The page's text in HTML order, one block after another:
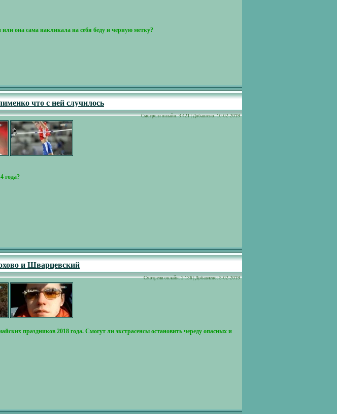
она сама накликала на себя беду и черную метку?
что с ней случилось
Cмотрели онлайн: 3 421 | Добавлено: 10-02-2019
года?
и Шварцевский
Cмотрели онлайн: 2 136 | Добавлено: 5-02-2019
праздников 2018 года. Смогут ли экстрасенсы остановить череду опасных и